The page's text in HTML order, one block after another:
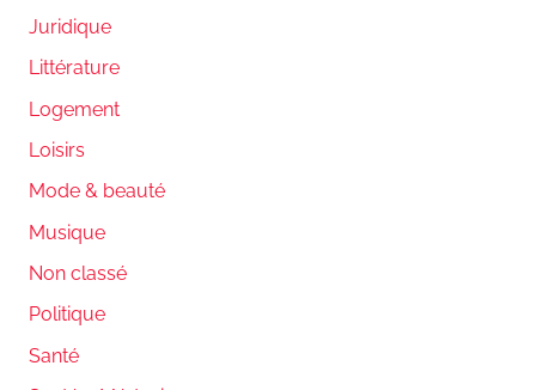
Juridique
Littérature
Logement
Loisirs
Mode & beauté
Musique
Non classé
Politique
Santé